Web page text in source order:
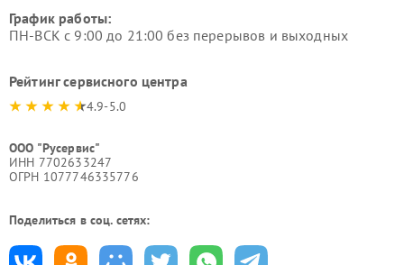
График работы:
ПН-ВСК с 9:00 до 21:00 без перерывов и выходных
Рейтинг сервисного центра
4.9-5.0
ООО "Русервис"
ИНН 7702633247
ОГРН 1077746335776
Поделиться в соц. сетях: